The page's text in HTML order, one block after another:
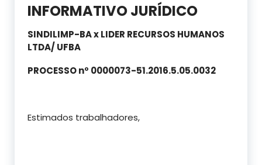
INFORMATIVO JURÍDICO
SINDILIMP-BA x LIDER RECURSOS HUMANOS
LTDA/ UFBA
PROCESSO nº 0000073-51.2016.5.05.0032
Estimados trabalhadores,